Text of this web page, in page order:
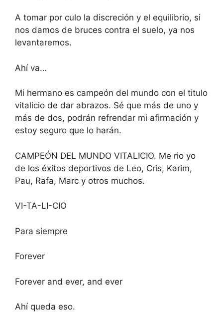
A tomar por culo la discreción y el equilibrio, si
nos damos de bruces contra el suelo, ya nos
levantaremos.
Ahí va…
Mi hermano es campeón del mundo con el titulo
vitalicio de dar abrazos. Sé que más de uno y
más de dos, podrán refrendar mi afirmación y
estoy seguro que lo harán.
CAMPEÓN DEL MUNDO VITALICIO. Me rio yo
de los éxitos deportivos de Leo, Cris, Karim,
Pau, Rafa, Marc y otros muchos.
VI-TA-LI-CIO
Para siempre
Forever
Forever and ever, and ever
Ahí queda eso.